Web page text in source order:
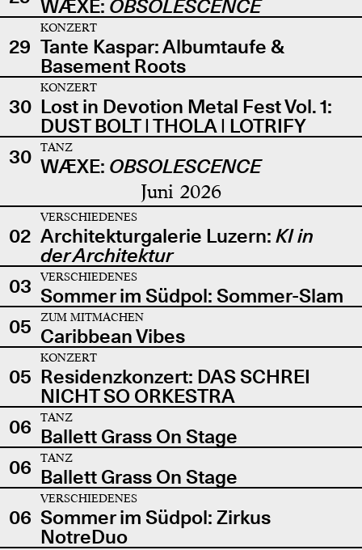
WÆXE: OBSOLESCENCE
29
KONZERT
Tante Kaspar: Albumtaufe &
Basement Roots
30
KONZERT
Lost in Devotion Metal Fest Vol. 1:
DUST BOLT | THOLA | LOTRIFY
30
TANZ
WÆXE: OBSOLESCENCE
Juni 2026
02
VERSCHIEDENES
Architekturgalerie Luzern: KI in
der Architektur
03
VERSCHIEDENES
Sommer im Südpol: Sommer-Slam
05
ZUM MITMACHEN
Caribbean Vibes
05
KONZERT
Residenzkonzert: DAS SCHREI
NICHT SO ORKESTRA
06
TANZ
Ballett Grass On Stage
06
TANZ
Ballett Grass On Stage
06
VERSCHIEDENES
Sommer im Südpol: Zirkus
NotreDuo